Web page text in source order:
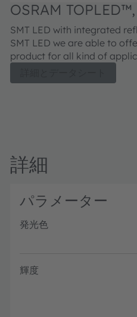
OSRAM
SMT LED with integrated
SMT LED we are able to
product for all kind of
詳細
パラメーター
発光色
輝度